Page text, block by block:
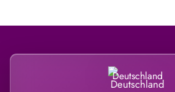
Deutschland